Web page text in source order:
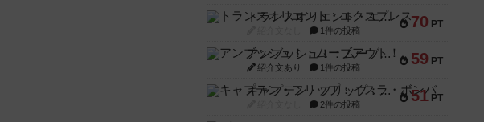
70 PT
トランスオリエント・エクスプレス
1件の投稿
59 PT
アンブッシュ！：ムーブアウト！
紹介文あり 1件の投稿
51 PT
キャプテン・フリップ：イスラ・ボンバ
2件の投稿